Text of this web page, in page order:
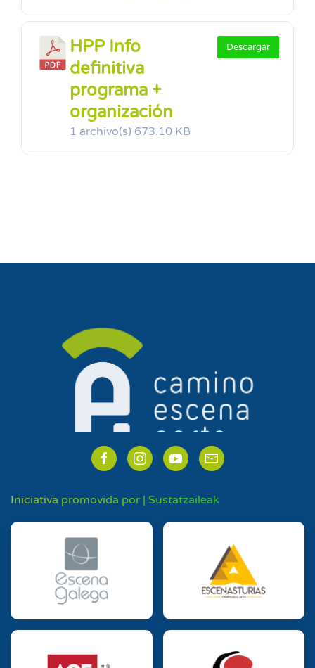
HPP Info
definitiva
programa +
organización
1 archivo(s) 673.10 KB
Descargar
Iniciativa promovida por | Sustatzaileak